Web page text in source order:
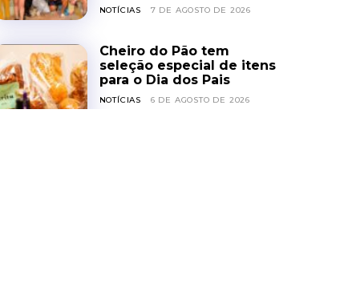
NOTÍCIAS 7 DE AGOSTO DE 2026
Cheiro do Pão tem
seleção especial de itens
para o Dia dos Pais
NOTÍCIAS 6 DE AGOSTO DE 2026